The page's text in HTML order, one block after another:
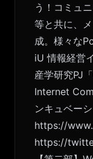
う！コミュ
等と共に、
成。様々な
iU 情報経営
産学研究PJ
Internet
ンキュベー
https://
https://